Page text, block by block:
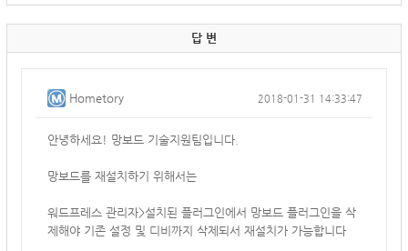
답 변
Hometory 2018-01-31 14:33:47
안녕하세요! 망보드 기술지원팀입니다.
망보드를 재설치하기 위해서는
워드프레스 관리자>설치된 플러그인에서 망보드 플러그인을 삭
제해야 기존 설정 및 디비까지 삭제되서 재설치가 가능합니다